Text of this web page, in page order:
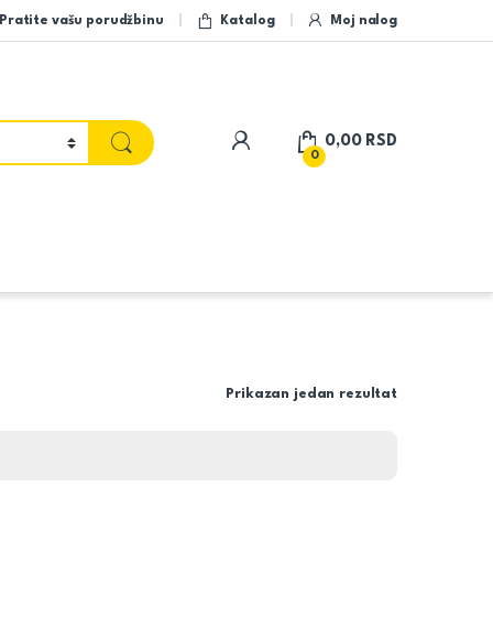
Pratite vašu porudžbinu Katalog Moj nalog
My Account
0
0,00 RSD
Prikazan jedan rezultat